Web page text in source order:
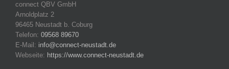
connect QBV GmbH
Arnoldplatz 2
96465 Neustadt b. Coburg
Telefon: 09568 89670
E-Mail: info@connect-neustadt.de
Webseite: https://www.connect-neustadt.de